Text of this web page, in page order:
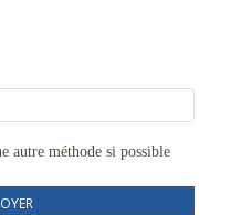
autre méthode si possible